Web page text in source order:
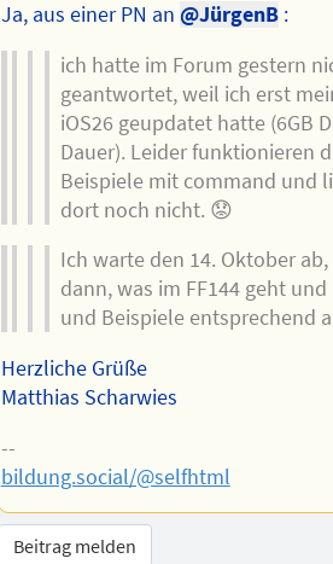
Ja, aus einer PN an @JürgenB:
ich hatte im Forum gestern
geantwortet, weil ich erst
iOS26 geupdatet hatte (6GB
Dauer). Leider funktionieren
Beispiele mit command und
dort noch nicht. 😟
Ich warte den 14. Oktober
dann, was im FF144 geht
und Beispiele entsprechend
Herzliche Grüße
Matthias Scharwies
--
bildung.social/@selfhtml
Beitrag melden